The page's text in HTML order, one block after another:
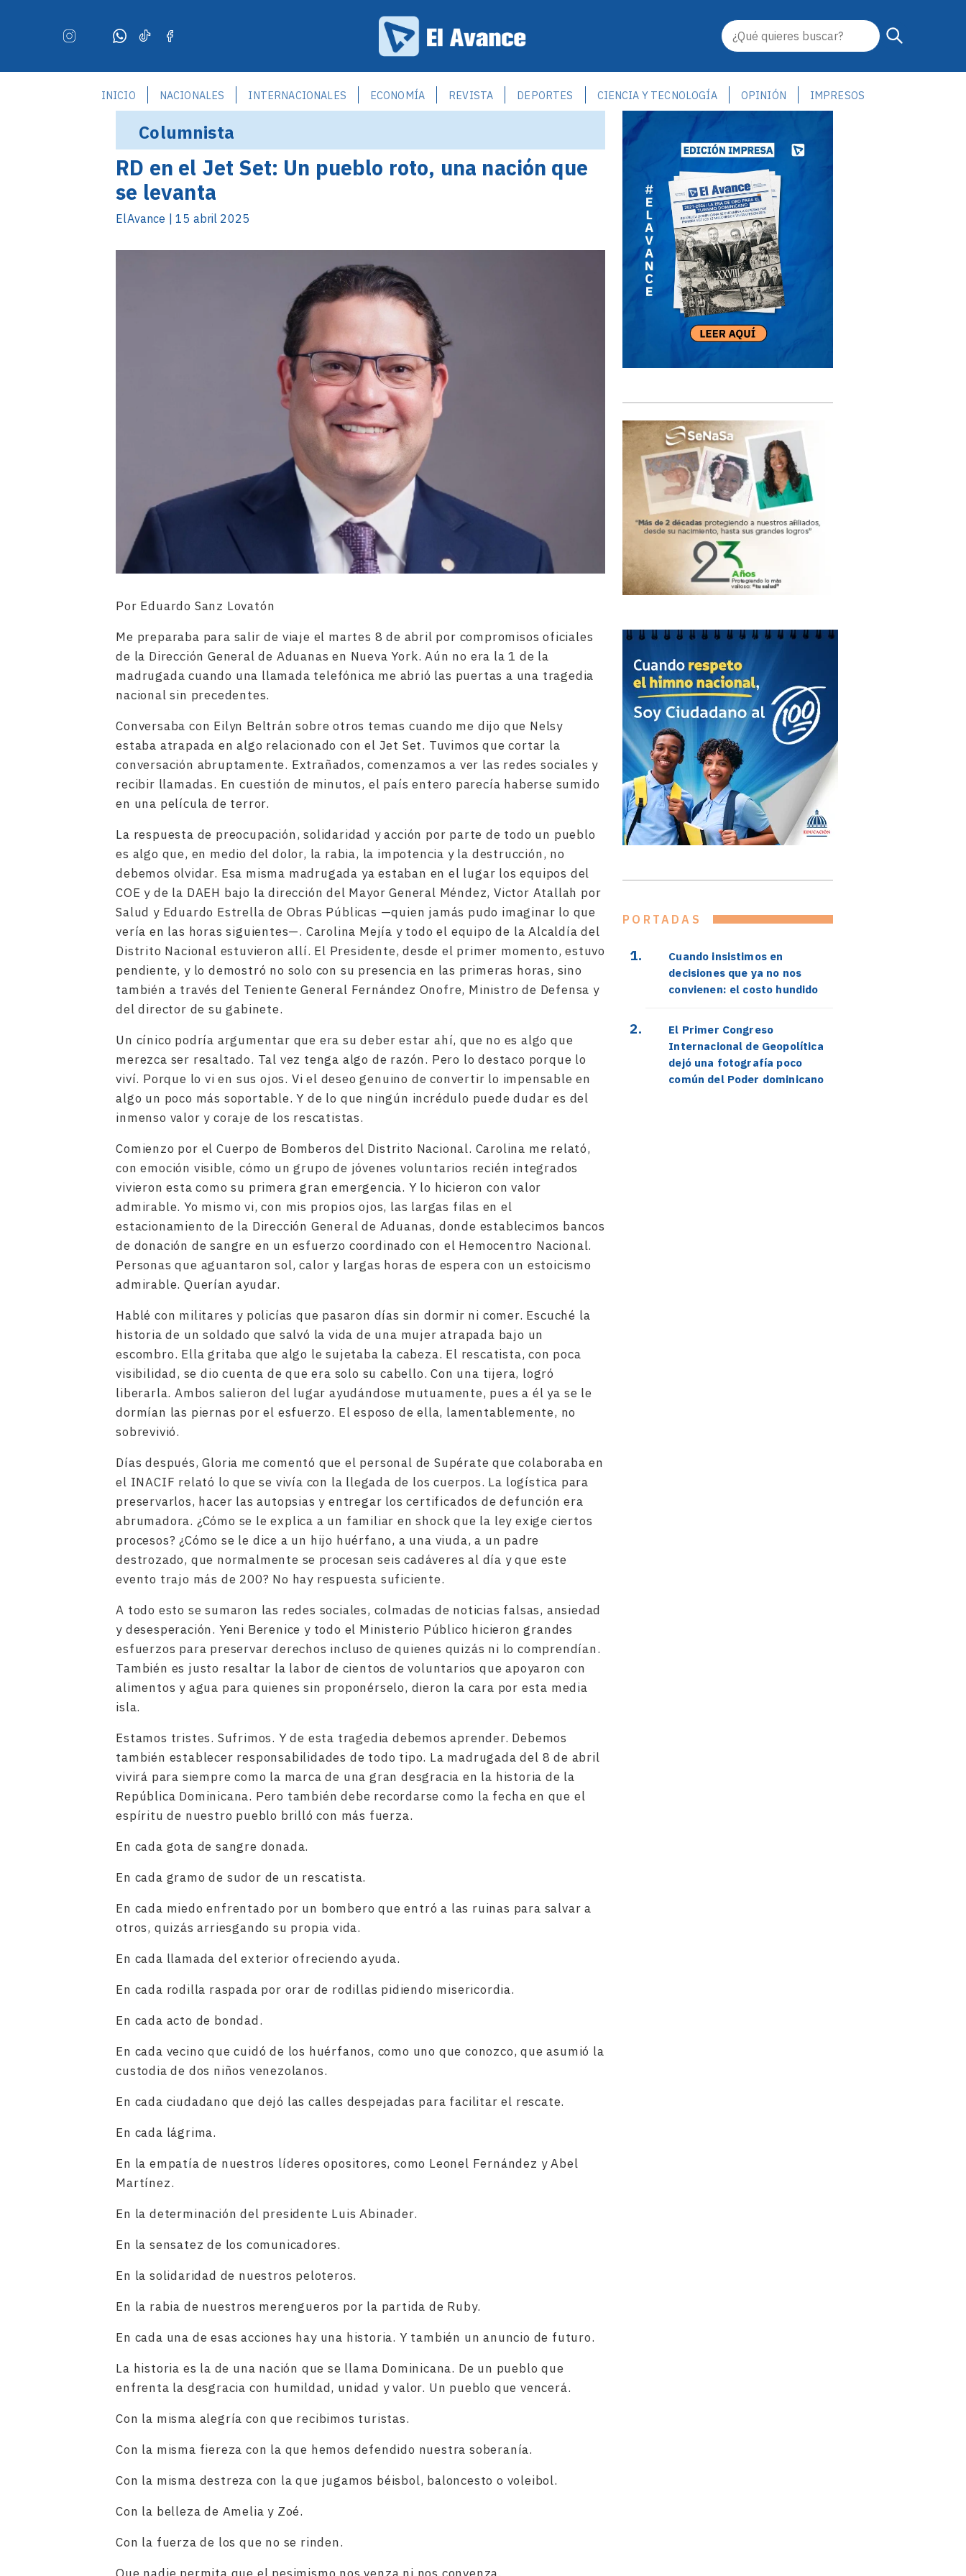
INICIO NACIONALES INTERNACIONALES ECONOMÍA REVISTA DEPORTES CIENCIA Y TECNOLOGÍA OPINIÓN IMPRESOS
Columnista
RD en el Jet Set: Un pueblo roto, una nación que
se levanta
ElAvance | 15 abril 2025
Por Eduardo Sanz Lovatón
Me preparaba para salir de viaje el martes 8 de abril por compromisos oficiales
de la Dirección General de Aduanas en Nueva York. Aún no era la 1 de la
madrugada cuando una llamada telefónica me abrió las puertas a una tragedia
nacional sin precedentes.
Conversaba con Eilyn Beltrán sobre otros temas cuando me dijo que Nelsy
estaba atrapada en algo relacionado con el Jet Set. Tuvimos que cortar la
conversación abruptamente. Extrañados, comenzamos a ver las redes sociales y
recibir llamadas. En cuestión de minutos, el país entero parecía haberse sumido
en una película de terror.
La respuesta de preocupación, solidaridad y acción por parte de todo un pueblo
es algo que, en medio del dolor, la rabia, la impotencia y la destrucción, no
debemos olvidar. Esa misma madrugada ya estaban en el lugar los equipos del
COE y de la DAEH bajo la dirección del Mayor General Méndez, Victor Atallah por
Salud y Eduardo Estrella de Obras Públicas —quien jamás pudo imaginar lo que
vería en las horas siguientes—. Carolina Mejía y todo el equipo de la Alcaldía del
Distrito Nacional estuvieron allí. El Presidente, desde el primer momento, estuvo
pendiente, y lo demostró no solo con su presencia en las primeras horas, sino
también a través del Teniente General Fernández Onofre, Ministro de Defensa y
del director de su gabinete.
Un cínico podría argumentar que era su deber estar ahí, que no es algo que
merezca ser resaltado. Tal vez tenga algo de razón. Pero lo destaco porque lo
viví. Porque lo vi en sus ojos. Vi el deseo genuino de convertir lo impensable en
algo un poco más soportable. Y de lo que ningún incrédulo puede dudar es del
inmenso valor y coraje de los rescatistas.
Comienzo por el Cuerpo de Bomberos del Distrito Nacional. Carolina me relató,
con emoción visible, cómo un grupo de jóvenes voluntarios recién integrados
vivieron esta como su primera gran emergencia. Y lo hicieron con valor
admirable. Yo mismo vi, con mis propios ojos, las largas filas en el
estacionamiento de la Dirección General de Aduanas, donde establecimos bancos
de donación de sangre en un esfuerzo coordinado con el Hemocentro Nacional.
Personas que aguantaron sol, calor y largas horas de espera con un estoicismo
admirable. Querían ayudar.
Hablé con militares y policías que pasaron días sin dormir ni comer. Escuché la
historia de un soldado que salvó la vida de una mujer atrapada bajo un
escombro. Ella gritaba que algo le sujetaba la cabeza. El rescatista, con poca
visibilidad, se dio cuenta de que era solo su cabello. Con una tijera, logró
liberarla. Ambos salieron del lugar ayudándose mutuamente, pues a él ya se le
dormían las piernas por el esfuerzo. El esposo de ella, lamentablemente, no
sobrevivió.
Días después, Gloria me comentó que el personal de Supérate que colaboraba en
el INACIF relató lo que se vivía con la llegada de los cuerpos. La logística para
preservarlos, hacer las autopsias y entregar los certificados de defunción era
abrumadora. ¿Cómo se le explica a un familiar en shock que la ley exige ciertos
procesos? ¿Cómo se le dice a un hijo huérfano, a una viuda, a un padre
destrozado, que normalmente se procesan seis cadáveres al día y que este
evento trajo más de 200? No hay respuesta suficiente.
A todo esto se sumaron las redes sociales, colmadas de noticias falsas, ansiedad
y desesperación. Yeni Berenice y todo el Ministerio Público hicieron grandes
esfuerzos para preservar derechos incluso de quienes quizás ni lo comprendían.
También es justo resaltar la labor de cientos de voluntarios que apoyaron con
alimentos y agua para quienes sin proponérselo, dieron la cara por esta media
isla.
Estamos tristes. Sufrimos. Y de esta tragedia debemos aprender. Debemos
también establecer responsabilidades de todo tipo. La madrugada del 8 de abril
vivirá para siempre como la marca de una gran desgracia en la historia de la
República Dominicana. Pero también debe recordarse como la fecha en que el
espíritu de nuestro pueblo brilló con más fuerza.
En cada gota de sangre donada.
En cada gramo de sudor de un rescatista.
En cada miedo enfrentado por un bombero que entró a las ruinas para salvar a
otros, quizás arriesgando su propia vida.
En cada llamada del exterior ofreciendo ayuda.
En cada rodilla raspada por orar de rodillas pidiendo misericordia.
En cada acto de bondad.
En cada vecino que cuidó de los huérfanos, como uno que conozco, que asumió la
custodia de dos niños venezolanos.
En cada ciudadano que dejó las calles despejadas para facilitar el rescate.
En cada lágrima.
En la empatía de nuestros líderes opositores, como Leonel Fernández y Abel
Martínez.
En la determinación del presidente Luis Abinader.
En la sensatez de los comunicadores.
En la solidaridad de nuestros peloteros.
En la rabia de nuestros merengueros por la partida de Ruby.
En cada una de esas acciones hay una historia. Y también un anuncio de futuro.
La historia es la de una nación que se llama Dominicana. De un pueblo que
enfrenta la desgracia con humildad, unidad y valor. Un pueblo que vencerá.
Con la misma alegría con que recibimos turistas.
Con la misma fiereza con la que hemos defendido nuestra soberanía.
Con la misma destreza con la que jugamos béisbol, baloncesto o voleibol.
Con la belleza de Amelia y Zoé.
Con la fuerza de los que no se rinden.
PORTADAS
Cuando insistimos en
decisiones que ya no nos
convienen: el costo hundido
El Primer Congreso
Internacional de Geopolítica
dejó una fotografía poco
común del Poder dominicano